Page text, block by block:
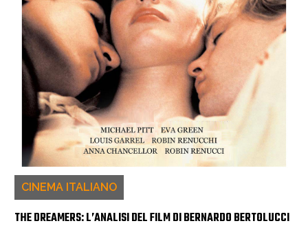
CINEMA ITALIANO
THE DREAMERS: L’ANALISI DEL FILM DI BERNARDO BERTOLUCCI